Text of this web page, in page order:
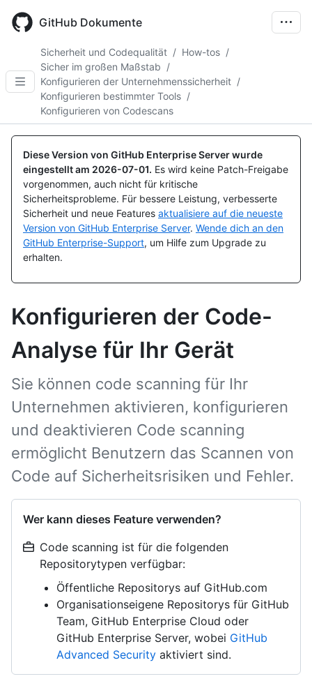
main
GitHub Dokumente
Sicherheit und Codequalität / How-tos /
Sicher im großen Maßstab /
Konfigurieren der Unternehmenssicherheit /
Konfigurieren bestimmter Tools /
Konfigurieren von Codescans
Diese Version von GitHub Enterprise Server wurde
eingestellt am 2026-07-01. Es wird keine Patch-Freigabe
vorgenommen, auch nicht für kritische
Sicherheitsprobleme. Für bessere Leistung, verbesserte
Sicherheit und neue Features aktualisiere auf die neueste
Version von GitHub Enterprise Server. Wende dich an den
GitHub Enterprise-Support, um Hilfe zum Upgrade zu
erhalten.
Konfigurieren der Code-
Analyse für Ihr Gerät
Sie können code scanning für Ihr
Unternehmen aktivieren, konfigurieren
und deaktivieren Code scanning
ermöglicht Benutzern das Scannen von
Code auf Sicherheitsrisiken und Fehler.
Wer kann dieses Feature verwenden?
Code scanning ist für die folgenden
Repositorytypen verfügbar:
Öffentliche Repositorys auf GitHub.com
Organisationseigene Repositorys für GitHub
Team, GitHub Enterprise Cloud oder
GitHub Enterprise Server, wobei GitHub
Advanced Security aktiviert sind.